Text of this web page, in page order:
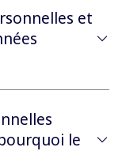
et
le